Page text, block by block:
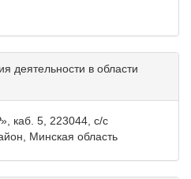
деятельности в области
каб. 5, 223044, с/с
Минская область